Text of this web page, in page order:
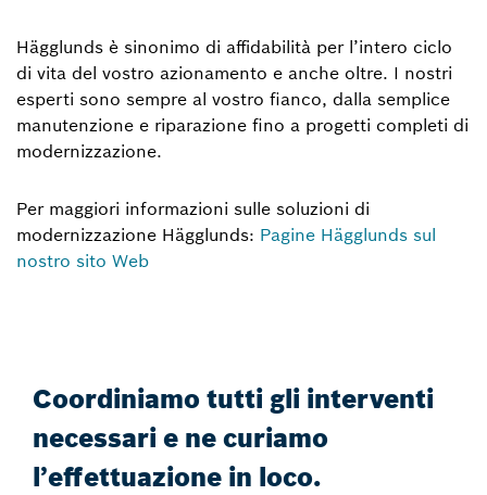
Hägglunds è sinonimo di affidabilità per l’intero ciclo
di vita del vostro azionamento e anche oltre. I nostri
esperti sono sempre al vostro fianco, dalla semplice
manutenzione e riparazione fino a progetti completi di
modernizzazione.
Per maggiori informazioni sulle soluzioni di
modernizzazione Hägglunds: Pagine Hägglunds sul
nostro sito Web
Coordiniamo tutti gli interventi
necessari e ne curiamo
l’effettuazione in loco.